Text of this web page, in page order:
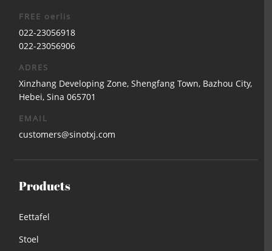
FREE oerlis
022-23056918
022-23056906
ADRES
Xinzhang Developing Zone, Shengfang Town, Bazhou City,
Hebei, Sina 065701
EMAIL
customers@sinotxj.com
Products
Eettafel
Stoel